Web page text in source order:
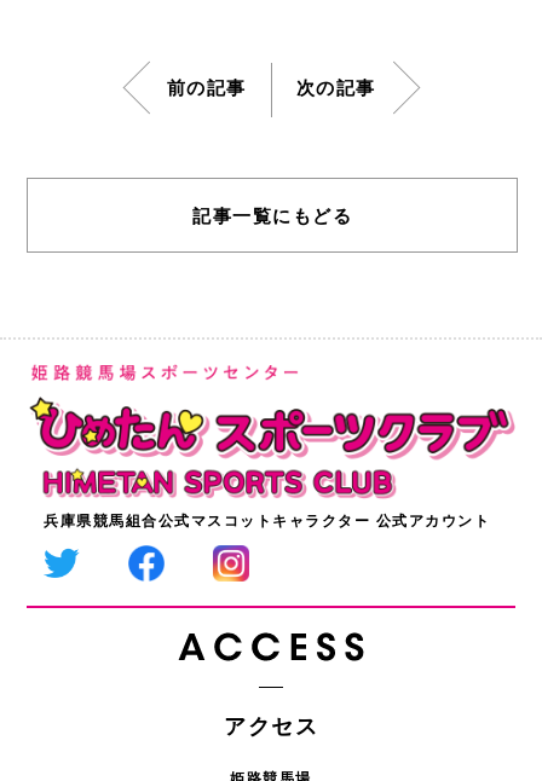
前の記事 次の記事
記事一覧にもどる
兵庫県競馬組合公式マスコットキャラクター 公式アカウント
アクセス